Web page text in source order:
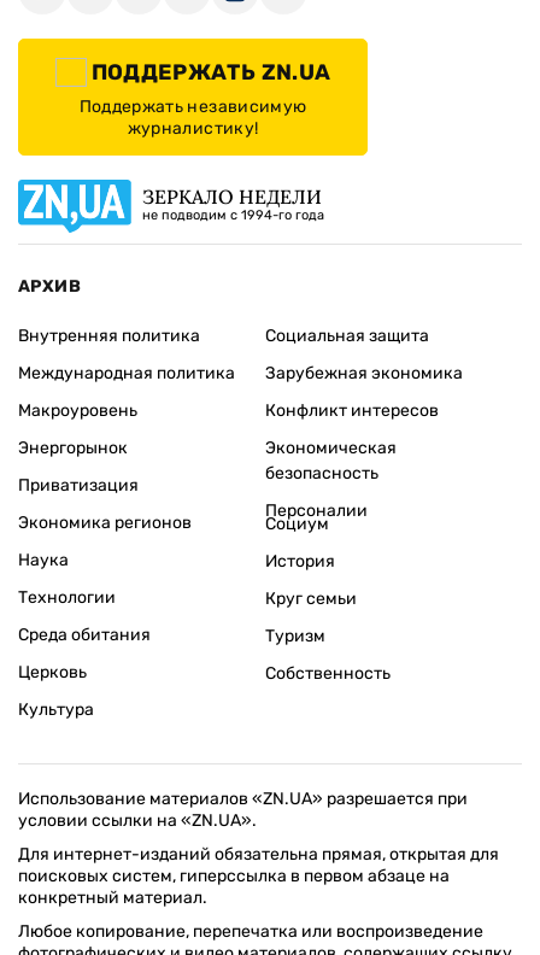
ПОДДЕРЖАТЬ ZN.UA
Поддержать независимую
журналистику!
ЗЕРКАЛО НЕДЕЛИ
не подводим с 1994-го года
АРХИВ
Внутренняя политика
Международная политика
Макроуровень
Энергорынок
Приватизация
Экономика регионов
Социальная защита
Зарубежная экономика
Конфликт интересов
Экономическая
безопасность
Персоналии
Наука
Технологии
Среда обитания
Церковь
Культура
Социум
История
Круг семьи
Туризм
Собственность
Использование материалов «ZN.UA» разрешается при
условии ссылки на «ZN.UA».
Для интернет-изданий обязательна прямая, открытая для
поисковых систем, гиперссылка в первом абзаце на
конкретный материал.
Любое копирование, перепечатка или воспроизведение